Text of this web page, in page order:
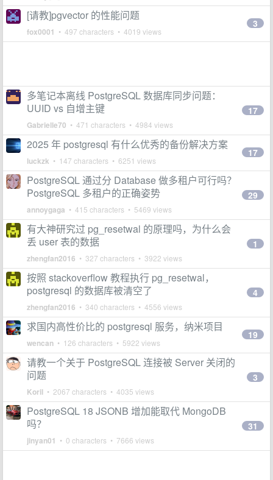
[请教]pgvector 的性能问题
fox0001 • 497 characters • 4019 views
3
多笔记本离线 PostgreSQL 数据库同步问题：
UUID vs 自增主键
Gabrielle70 • 471 characters • 4984 views
17
2025 年 postgresql 有什么优秀的备份解决方案
luckzk • 147 characters • 6251 views
17
PostgreSQL 通过分 Database 做多租户可行吗？
PostgreSQL 多租户的正确姿势
annoygaga • 415 characters • 5469 views
29
有大神研究过 pg_resetwal 的原理吗，为什么会
丢 user 表的数据
zhengfan2016 • 327 characters • 3922 views
1
按照 stackoverflow 教程执行 pg_resetwal，
postgresql 的数据库被清空了
zhengfan2016 • 340 characters • 4556 views
4
求国内高性价比的 postgresql 服务，纳米项目
wencan • 126 characters • 5922 views
19
请教一个关于 PostgreSQL 连接被 Server 关闭的
问题
Koril • 2067 characters • 4035 views
3
PostgreSQL 18 JSONB 增加能取代 MongoDB
吗？
jinyan01 • 0 characters • 7666 views
31